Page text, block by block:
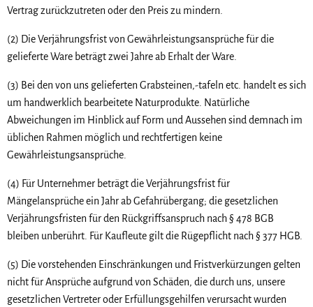
Vertrag zurückzutreten oder den Preis zu mindern.
(2) Die Verjährungsfrist von Gewährleistungsansprüche für die
gelieferte Ware beträgt zwei Jahre ab Erhalt der Ware.
(3) Bei den von uns gelieferten Grabsteinen,-tafeln etc. handelt es sich
um handwerklich bearbeitete Naturprodukte. Natürliche
Abweichungen im Hinblick auf Form und Aussehen sind demnach im
üblichen Rahmen möglich und rechtfertigen keine
Gewährleistungsansprüche.
(4) Für Unternehmer beträgt die Verjährungsfrist für
Mängelansprüche ein Jahr ab Gefahrübergang; die gesetzlichen
Verjährungsfristen für den Rückgriffsanspruch nach § 478 BGB
bleiben unberührt. Für Kaufleute gilt die Rügepflicht nach § 377 HGB.
(5) Die vorstehenden Einschränkungen und Fristverkürzungen gelten
nicht für Ansprüche aufgrund von Schäden, die durch uns, unsere
gesetzlichen Vertreter oder Erfüllungsgehilfen verursacht wurden